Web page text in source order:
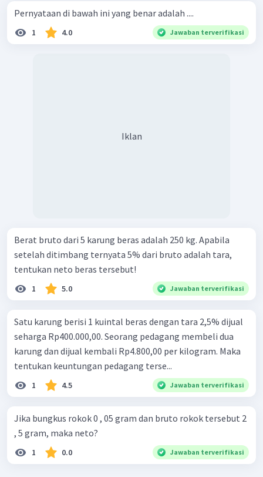
Pernyataan di bawah ini yang benar adalah ....
1 4.0 Jawaban terverifikasi
Iklan
Berat bruto dari 5 karung beras adalah 250 kg. Apabila
setelah ditimbang ternyata 5% dari bruto adalah tara,
tentukan neto beras tersebut!
1 5.0 Jawaban terverifikasi
Satu karung berisi 1 kuintal beras dengan tara 2,5% dijual
seharga Rp400.000,00. Seorang pedagang membeli dua
karung dan dijual kembali Rp4.800,00 per kilogram. Maka
tentukan keuntungan pedagang terse...
1 4.5 Jawaban terverifikasi
Jika bungkus rokok 0 , 05 gram dan bruto rokok tersebut 2
, 5 gram, maka neto?
1 0.0 Jawaban terverifikasi